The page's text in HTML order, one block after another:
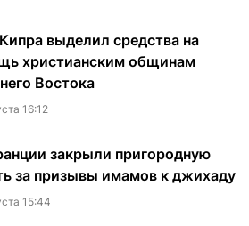
выделил средства на
христианским общинам
Востока
16:12
закрыли пригородную
за призывы имамов к джихаду
15:44